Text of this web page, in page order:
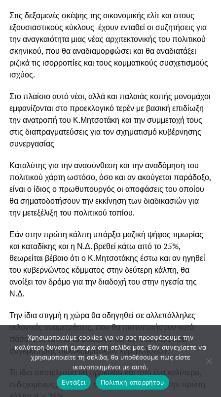
Στις δεξαμενές σκέψης της οικονομικής ελίτ και στους
εξουσιαστικούς κύκλους έχουν ενταθεί οι συζητήσεις για
την αναγκαιότητα μιας νέας αρχιτεκτονικής του πολιτικού
σκηνικού, που θα αναδιαμορφώσει και θα αναδιατάξει
ριζικά τις ισορροπίες και τους κομματικούς συσχετισμούς
ισχύος.
Στο πλαίσιο αυτό νέοι, αλλά και παλαιάς κοπής μονομάχοι
εμφανίζονται στο προεκλογικό τερέν με βασική επιδίωξη
την ανατροπή του Κ.Μητσοτάκη και την συμμετοχή τους
στις διαπραγματεύσεις για τον σχηματισμό κυβέρνησης
συνεργασίας
Καταλύτης για την ανασύνθεση και την αναδόμηση του
πολιτικού χάρτη ωστόσο, όσο και αν ακούγεται παράδοξο,
είναι ο ίδιος ο πρωθυπουργός οι αποφάσεις του οποίου
θα σηματοδοτήσουν την εκκίνηση των διαδικασιών για
την μετεξέλιξη του πολιτικού τοπίου.
Εάν στην πρώτη κάλπη υπάρξει μαζική ψήφος τιμωρίας
και καταδίκης και η Ν.Δ. βρεθεί κάτω από το 25%,
θεωρείται βέβαιο ότι ο Κ.Μητσοτάκης έστω και αν ηγηθεί
του κυβερνώντος κόμματος στην δεύτερη κάλπη, θα
ανοίξει τον δρόμο για την διαδοχή του στην ηγεσία της
Ν.Δ.
Την ίδια στιγμή η χώρα θα οδηγηθεί σε αλλεπάλληλες
εκλογικές αναμετρήσεις, που θα πιστοποιήσουν κατά
πάσα πιθανότητα το αδιέξοδο και την αναγκαιότητα
συγκρότησης πολυκομματικών κυβερνήσεων.
Το ίδιο αποτέλεσμα θα προκύψει και από ένα καλύτερο,
ενδεχομένως, ποσοστό που θα λάβει η Ν.Δ. στην πρώτη
Χρησιμοποιούμε cookies για να σας προσφέρουμε την
καλύτερη δυνατή εμπειρία στη σελίδα μας. Εάν συνεχίσετε να
χρησιμοποιείτε τη σελίδα, θα υποθέσουμε πως είστε
ικανοποιημένοι με αυτό.
Εντάξει
Πολιτική απορρήτου